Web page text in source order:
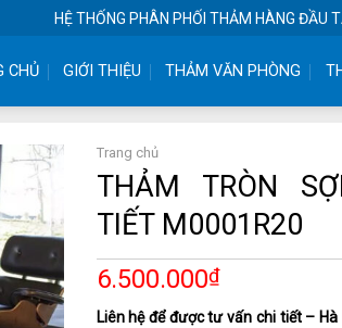
HỆ THỐNG PHÂN PHỐI THẢM HÀNG ĐẦU
CHỦ GIỚI THIỆU THẢM VĂN PHÒNG
Trang chủ
THẢM TRÒN
TIẾT M0001R20
6.500.000₫
Liên hệ để được tư vấn chi tiết –